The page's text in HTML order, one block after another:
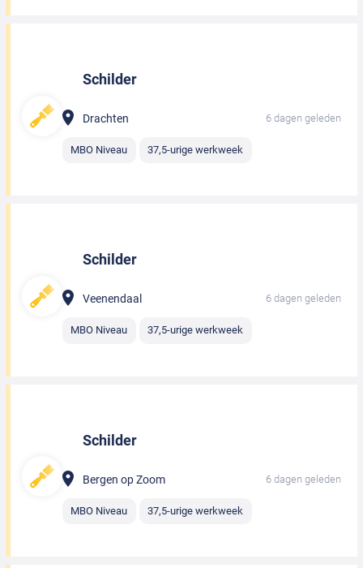
Schilder
Drachten 6 dagen geleden
MBO Niveau 37,5-urige werkweek
Schilder
Veenendaal 6 dagen geleden
MBO Niveau 37,5-urige werkweek
Schilder
Bergen op Zoom 6 dagen geleden
MBO Niveau 37,5-urige werkweek